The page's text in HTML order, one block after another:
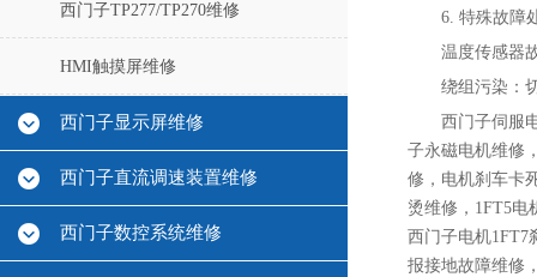
西门子TP277/TP270维修
HMI触摸屏维修
西门子显示屏维修
西门子直流调速装置维修
西门子数控系统维修
6. ‌特殊故障
温度传感器
绕组污染‌：
西门子伺服
子永磁电机维修
修，电机刹车卡
烫维修，1FT5电
西门子电机1FT7
报接地故障维修